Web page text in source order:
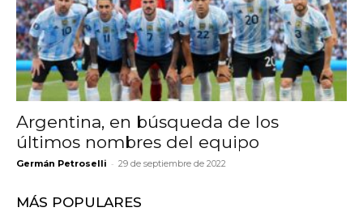
Argentina, en búsqueda de los
últimos nombres del equipo
Germán Petroselli - 29 de septiembre de 2022
MÁS POPULARES